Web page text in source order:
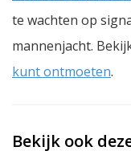
te wachten op
mannenjacht.
kunt ontmoeten.
Bekijk ook